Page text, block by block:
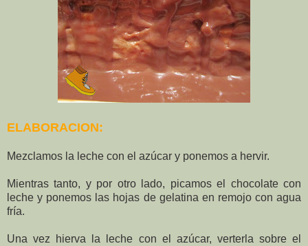
ELABORACION:
Mezclamos la leche con el azúcar y ponemos a hervir.
Mientras tanto, y por otro lado, picamos el chocolate con
leche y ponemos las hojas de gelatina en remojo con agua
fría.
Una vez hierva la leche con el azúcar, verterla sobre el